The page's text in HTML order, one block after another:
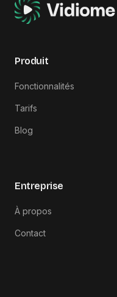
Produit
Fonctionnalités
Tarifs
Blog
Entreprise
À propos
Contact